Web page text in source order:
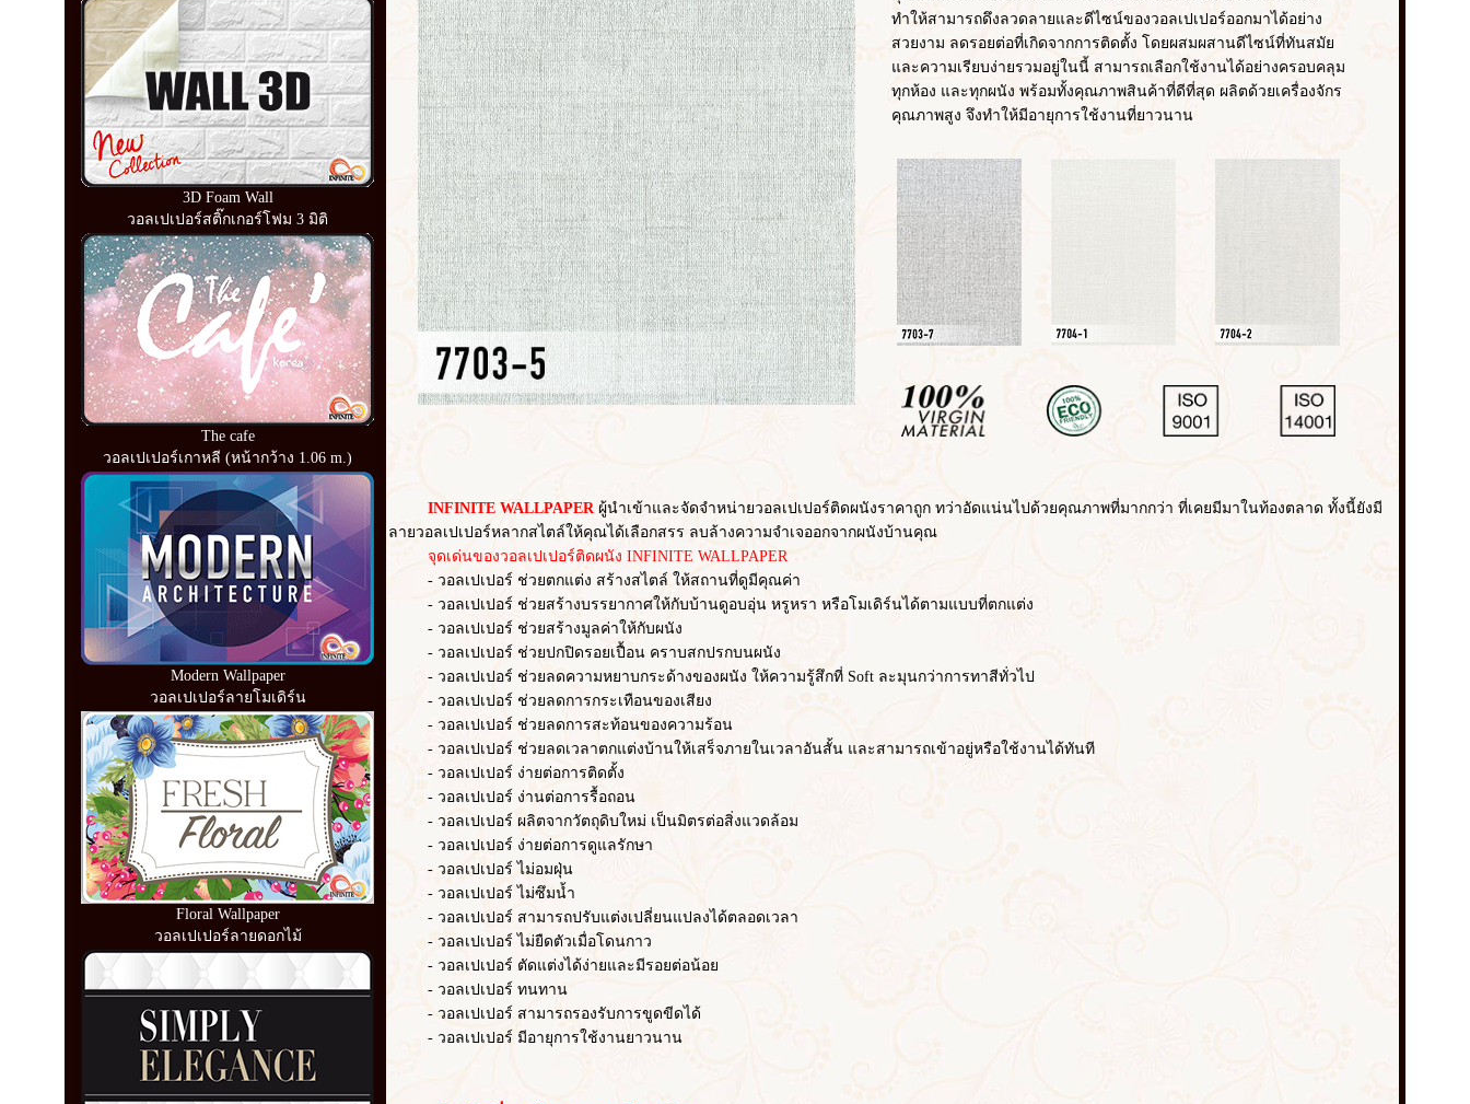
3D Foam Wall
วอลเปเปอร์สติ๊กเกอร์โฟม 3 มิติ
The cafe
วอลเปเปอร์เกาหลี (หน้ากว้าง 1.06 m.)
Modern Wallpaper
วอลเปเปอร์ลายโมเดิร์น
Floral Wallpaper
วอลเปเปอร์ลายดอกไม้
ทำให้สามารถดึงลวดลายและดีไซน์ของวอลเปเปอร์ออกมาได้อย่าง
สวยงาม ลดรอยต่อที่เกิดจากการติดตั้ง โดยผสมผสานดีไซน์ที่ทันสมัย
และความเรียบง่ายรวมอยู่ในนี้ สามารถเลือกใช้งานได้อย่างครอบคลุม
ทุกห้อง และทุกผนัง พร้อมทั้งคุณภาพสินค้าที่ดีที่สุด ผลิตด้วยเครื่องจักร
คุณภาพสูง จึงทำให้มีอายุการใช้งานที่ยาวนาน
INFINITE WALLPAPER ผู้นำเข้าและจัดจำหน่ายวอลเปเปอร์ติดผนังราคาถูก ทว่าอัดแน่นไปด้วยคุณภาพที่มากกว่า ที่เคยมีมาในท้องตลาด ทั้งนี้ยังมี
ลายวอลเปเปอร์หลากสไตล์ให้คุณได้เลือกสรร ลบล้างความจำเจออกจากผนังบ้านคุณ
จุดเด่นของวอลเปเปอร์ติดผนัง INFINITE WALLPAPER
- วอลเปเปอร์ ช่วยตกแต่ง สร้างสไตล์ ให้สถานที่ดูมีคุณค่า
- วอลเปเปอร์ ช่วยสร้างบรรยากาศให้กับบ้านดูอบอุ่น หรูหรา หรือโมเดิร์นได้ตามแบบที่ตกแต่ง
- วอลเปเปอร์ ช่วยสร้างมูลค่าให้กับผนัง
- วอลเปเปอร์ ช่วยปกปิดรอยเปื้อน คราบสกปรกบนผนัง
- วอลเปเปอร์ ช่วยลดความหยาบกระด้างของผนัง ให้ความรู้สึกที่ Soft ละมุนกว่าการทาสีทั่วไป
- วอลเปเปอร์ ช่วยลดการกระเทือนของเสียง
- วอลเปเปอร์ ช่วยลดการสะท้อนของความร้อน
- วอลเปเปอร์ ช่วยลดเวลาตกแต่งบ้านให้เสร็จภายในเวลาอันสั้น และสามารถเข้าอยู่หรือใช้งานได้ทันที
- วอลเปเปอร์ ง่ายต่อการติดตั้ง
- วอลเปเปอร์ ง่านต่อการรื้อถอน
- วอลเปเปอร์ ผลิตจากวัตถุดิบใหม่ เป็นมิตรต่อสิ่งแวดล้อม
- วอลเปเปอร์ ง่ายต่อการดูแลรักษา
- วอลเปเปอร์ ไม่อมฝุ่น
- วอลเปเปอร์ ไม่ซึมน้ำ
- วอลเปเปอร์ สามารถปรับแต่งเปลี่ยนแปลงได้ตลอดเวลา
- วอลเปเปอร์ ไม่ยืดตัวเมื่อโดนกาว
- วอลเปเปอร์ ตัดแต่งได้ง่ายและมีรอยต่อน้อย
- วอลเปเปอร์ ทนทาน
- วอลเปเปอร์ สามารถรองรับการขูดขีดได้
- วอลเปเปอร์ มีอายุการใช้งานยาวนาน